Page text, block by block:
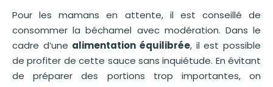
Pour les mamans en attente, il est conseillé de
consommer la béchamel avec modération. Dans le
cadre d’une alimentation équilibrée, il est possible
de profiter de cette sauce sans inquiétude. En évitant
de préparer des portions trop importantes, on